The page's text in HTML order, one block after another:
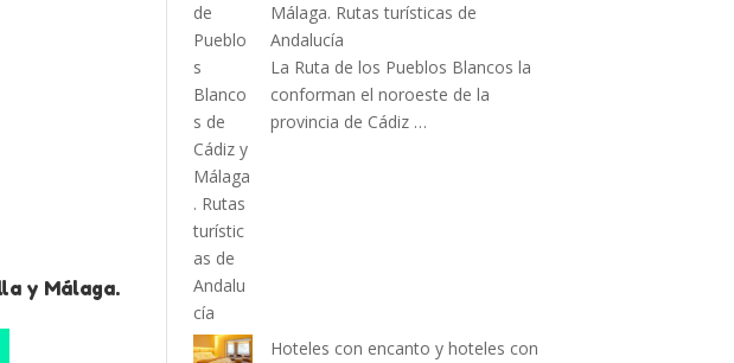
y Málaga.
Málaga. Rutas turísticas de
Andalucía
La Ruta de los Pueblos Blancos la
conforman el noroeste de la
provincia de Cádiz …
Hoteles con encanto y hoteles con